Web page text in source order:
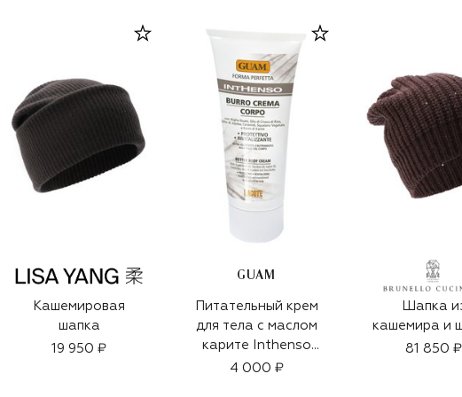
Кашемировая
шапка
19 950 ₽
GUAM
Питательный крем
для тела с маслом
карите Inthenso
(150ml)
4 000 ₽
Шапка
кашемира и
81 850 ₽